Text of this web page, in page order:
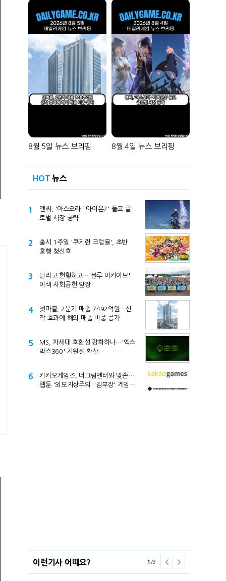
8월 5일 뉴스 브리핑 8월 4일 뉴스 브리핑
HOT 뉴스
1
엔씨, '아스오라'·'아이온2' 들고 글
로벌 시장 공략
2
출시 1주일 '쿠키런 크럼블', 초반
흥행 청신호
3
달리고 헌혈하고…'블루 아카이브'
이색 사회공헌 앞장
4
넷마블, 2분기 매출 7492억원…신
작 효과에 해외 매출 비중 증가
5
MS, 차세대 호환성 강화하나…'엑스
박스360' 지원설 확산
6
카카오게임즈, 더그림엔터와 맞손…
웹툰 '외모지상주의'·'김부장' 게임
이런기사 어때요? 1 /3